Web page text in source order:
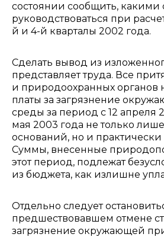
состоянии сообщить, какими
руководствоваться при
й и 4-й кварталы 2002 года.
Сделать вывод из
представляет труда. Все
и природоохранных органов
платы за загрязнение
среды за период с 12 апреля
мая 2003 года не только
оснований, но и
Суммы, внесенные
этот период, подлежат
из бюджета, как излишне
Отдельно следует
предшествовавшем отмене
загрязнение окружающей